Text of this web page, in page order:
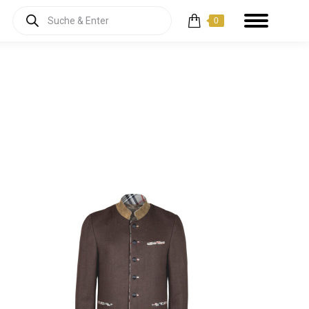
Products
search
0